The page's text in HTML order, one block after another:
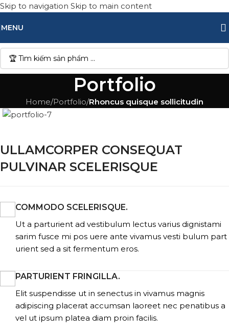
Skip to navigation Skip to main content
MENU
Portfolio
Home/Portfolio/Rhoncus quisque sollicitudin
ULLAMCORPER CONSEQUAT
PULVINAR SCELERISQUE
COMMODO SCELERISQUE.
Ut a parturient ad vestibulum lectus varius dignistami
sarim fusce mi pos uere ante vivamus vesti bulum part
urient sed a sit fermentum eros.
PARTURIENT FRINGILLA.
Elit suspendisse ut in senectus in vivamus magnis
adipiscing placerat accumsan laoreet nec penatibus a
vel ut ipsum platea diam proin facilis.